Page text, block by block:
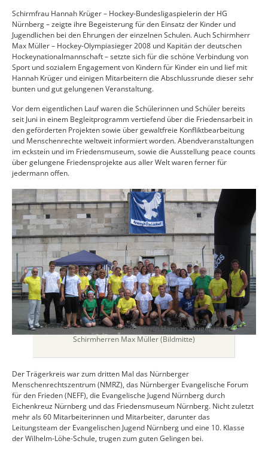
Schirmfrau Hannah Krüger – Hockey-Bundesligaspielerin der HG
Nürnberg – zeigte ihre Begeisterung für den Einsatz der Kinder und
Jugendlichen bei den Ehrungen der einzelnen Schulen. Auch Schirmherr
Max Müller – Hockey-Olympiasieger 2008 und Kapitän der deutschen
Hockeynationalmannschaft – setzte sich für die schöne Verbindung von
Sport und sozialem Engagement von Kindern für Kinder ein und lief mit
Hannah Krüger und einigen Mitarbeitern die Abschlussrunde dieser sehr
bunten und gut gelungenen Veranstaltung.
Vor dem eigentlichen Lauf waren die Schülerinnen und Schüler bereits
seit Juni in einem Begleitprogramm vertiefend über die Friedensarbeit in
den geförderten Projekten sowie über gewaltfreie Konfliktbearbeitung
und Menschenrechte weltweit informiert worden. Abendveranstaltungen
im eckstein und im Friedensmuseum, sowie die Ausstellung peace counts
über gelungene Friedensprojekte aus aller Welt waren ferner für
jedermann offen.
Das Helferteam samt Schirmherrin Hannah Krüger und
Schirmherren Max Müller (Bildmitte)
Der Trägerkreis war zum dritten Mal das Nürnberger
Menschenrechtszentrum (NMRZ), das Nürnberger Evangelische Forum
für den Frieden (NEFF), die Evangelische Jugend Nürnberg durch
Eichenkreuz Nürnberg und das Friedensmuseum Nürnberg. Nicht zuletzt
mehr als 60 Mitarbeiterinnen und Mitarbeiter, darunter das
Leitungsteam der Evangelischen Jugend Nürnberg und eine 10. Klasse
der Wilhelm-Löhe-Schule, trugen zum guten Gelingen bei.